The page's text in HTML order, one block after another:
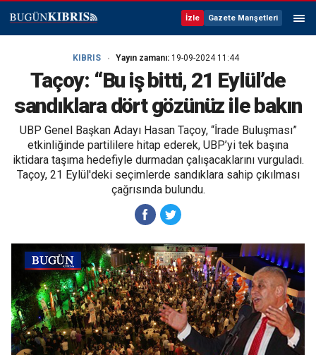
İzle Gazete Manşetleri
KIBRIS Yayın zamanı: 19-09-2024 11:44
Taçoy: “Bu iş bitti, 21 Eylül’de
sandıklara dört gözünüz ile bakın
UBP Genel Başkan Adayı Hasan Taçoy, “İrade Buluşması”
etkinliğinde partililere hitap ederek, UBP’yi tek başına
iktidara taşıma hedefiyle durmadan çalışacaklarını vurguladı.
Taçoy, 21 Eylül'deki seçimlerde sandıklara sahip çıkılması
çağrısında bulundu.